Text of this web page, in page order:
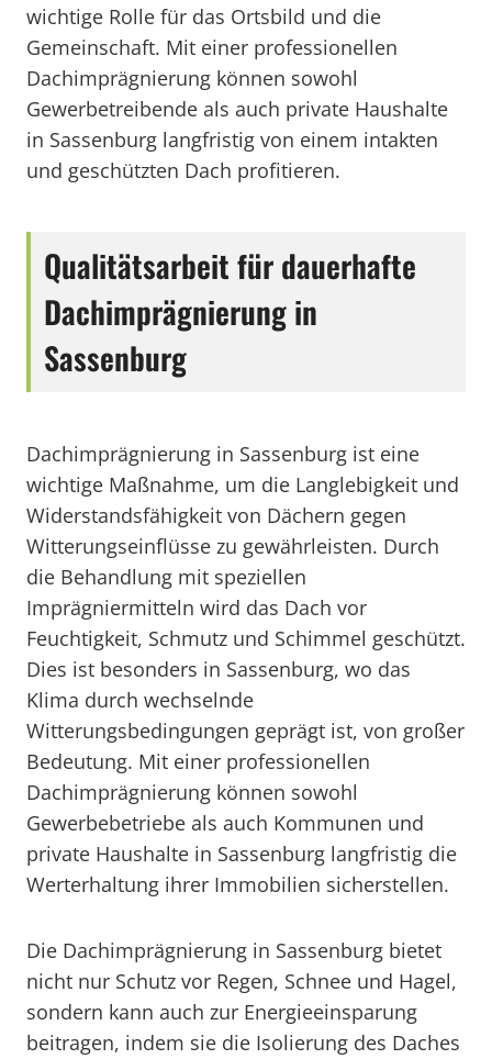
wichtige Rolle für das Ortsbild und die
Gemeinschaft. Mit einer professionellen
Dachimprägnierung können sowohl
Gewerbetreibende als auch private Haushalte
in Sassenburg langfristig von einem intakten
und geschützten Dach profitieren.
Qualitätsarbeit für dauerhafte
Dachimprägnierung in
Sassenburg
Dachimprägnierung in Sassenburg ist eine
wichtige Maßnahme, um die Langlebigkeit und
Widerstandsfähigkeit von Dächern gegen
Witterungseinflüsse zu gewährleisten. Durch
die Behandlung mit speziellen
Imprägniermitteln wird das Dach vor
Feuchtigkeit, Schmutz und Schimmel geschützt.
Dies ist besonders in Sassenburg, wo das
Klima durch wechselnde
Witterungsbedingungen geprägt ist, von großer
Bedeutung. Mit einer professionellen
Dachimprägnierung können sowohl
Gewerbebetriebe als auch Kommunen und
private Haushalte in Sassenburg langfristig die
Werterhaltung ihrer Immobilien sicherstellen.
Die Dachimprägnierung in Sassenburg bietet
nicht nur Schutz vor Regen, Schnee und Hagel,
sondern kann auch zur Energieeinsparung
beitragen, indem sie die Isolierung des Daches